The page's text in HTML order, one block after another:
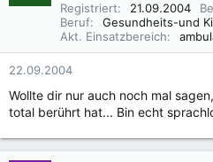
Registriert
21.09.2004
Beruf
Gesundheits-und
Akt. Einsatzbereich
22.09.2004
Wollte dir nur auch noch mal
total berührt hat... Bin echt